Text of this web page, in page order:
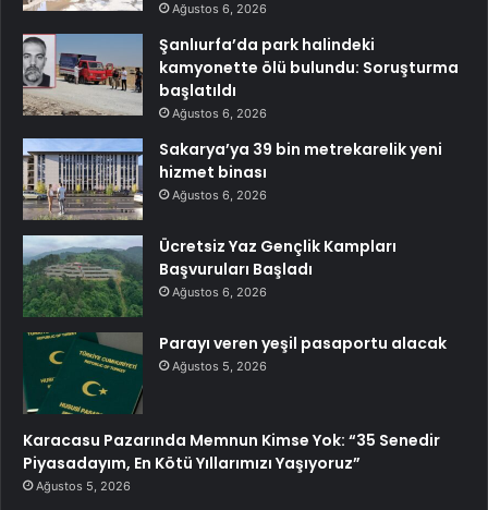
Ağustos 6, 2026
Şanlıurfa’da park halindeki
kamyonette ölü bulundu: Soruşturma
başlatıldı
Ağustos 6, 2026
Sakarya’ya 39 bin metrekarelik yeni
hizmet binası
Ağustos 6, 2026
Ücretsiz Yaz Gençlik Kampları
Başvuruları Başladı
Ağustos 6, 2026
Parayı veren yeşil pasaportu alacak
Ağustos 5, 2026
Karacasu Pazarında Memnun Kimse Yok: “35 Senedir
Piyasadayım, En Kötü Yıllarımızı Yaşıyoruz”
Ağustos 5, 2026